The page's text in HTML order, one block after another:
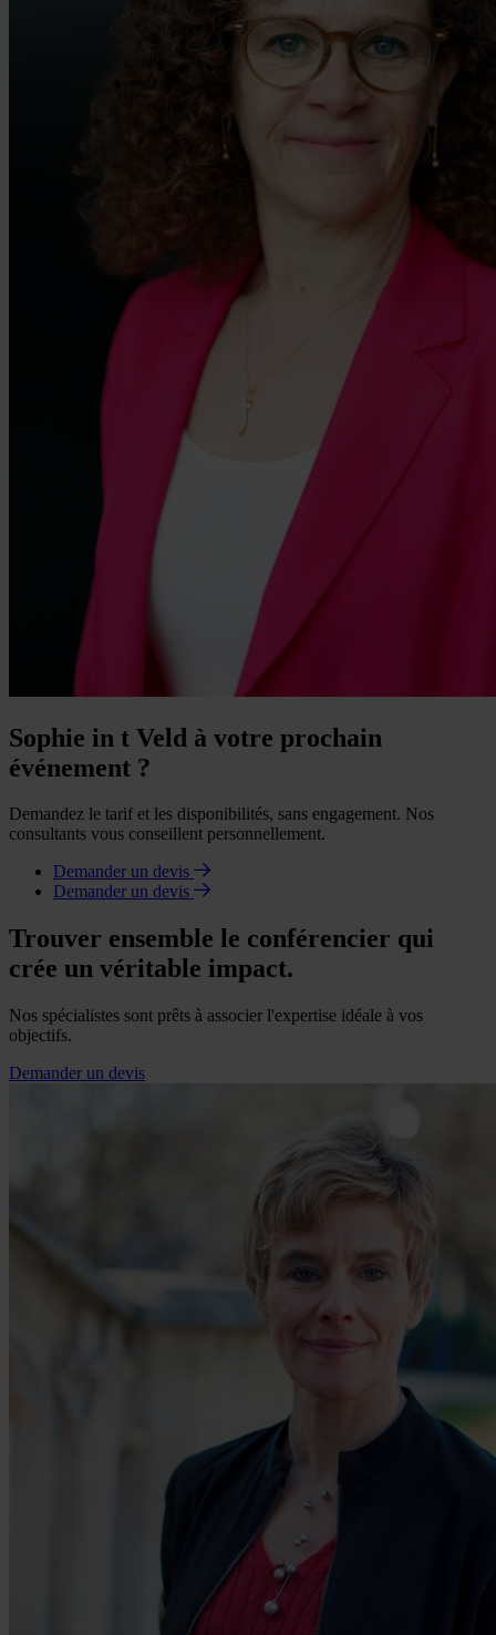
Sophie in t Veld à votre prochain
événement ?
Demandez le tarif et les disponibilités, sans engagement. Nos
consultants vous conseillent personnellement.
Demander un devis
Demander un devis
Trouver ensemble le conférencier qui
crée un véritable impact.
Nos spécialistes sont prêts à associer l'expertise idéale à vos
objectifs.
Demander un devis